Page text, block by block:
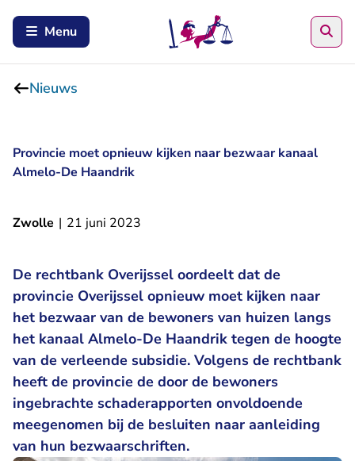
Menu
Nieuws
Provincie moet opnieuw kijken naar bezwaar kanaal
Almelo-De Haandrik
Zwolle | 21 juni 2023
De rechtbank Overijssel oordeelt dat de
provincie Overijssel opnieuw moet kijken naar
het bezwaar van de bewoners van huizen langs
het kanaal Almelo-De Haandrik tegen de hoogte
van de verleende subsidie. Volgens de rechtbank
heeft de provincie de door de bewoners
ingebrachte schaderapporten onvoldoende
meegenomen bij de besluiten naar aanleiding
van hun bezwaarschriften.